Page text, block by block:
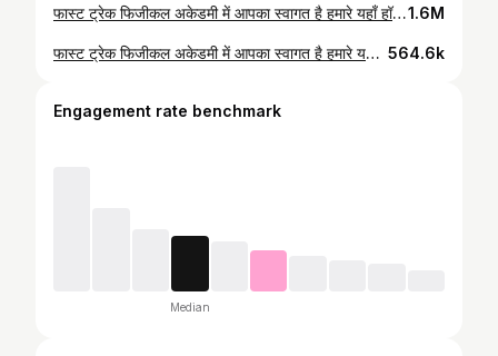
फास्ट ट्रेक फिजीकल अकेडमी में आपका स्वागत है हमारे यहाँ हॉस्टल की सुविधा उपलब्ध है जिसकी फीस मात्र 4000 रु है रजिस्ट्रेशन फीस 3500 ( लाईफ टाईम ) अगर रजिस्ट्रेशन नही कराते हैं तो 5000 हर महीना देना होगा *सुविधा* #हॉस्टल #जिम #ग्राउंड #कोचिंग #मैस संचालक- प्रदीप रावत कोच ( नेशनल प्लेयर बी.पी. एड) कोच- प्रदीप वाजपेयी EX- ARMY कोच - आशीष लोधी आर्मी फिजीकल एक्सपीरियंस 3 बार स्थान - न्यू शिव कॉलोनी P S रेसीडेन्सी के पास शिवपुरी म.प्र मो.7828189467,79741237401.6M
फास्ट ट्रेक फिजीकल अकेडमी में आपका स्वागत है हमारे यहाँ हॉस्टल की सुविधा उपलब्ध है जिसकी फीस मात्र 4000 रु है रजिस्ट्रेशन फीस 3500 ( लाईफ टाईम ) अगर रजिस्ट्रेशन नही कराते हैं तो 5000 हर महीना देना होगा *सुविधा* #हॉस्टल #जिम #ग्राउंड #कोचिंग #मैस संचालक- प्रदीप रावत कोच ( नेशनल प्लेयर बी.पी. एड) कोच- प्रदीप वाजपेयी EX- ARMY कोच - आशीष लोधी आर्मी फिजीकल एक्सपीरियंस 3 बार स्थान - न्यू शिव कॉलोनी P S रेसीडेन्सी के पास शिवपुरी म.प्र मो.7828189467,7974123740 564.6k
Engagement rate benchmark
Median